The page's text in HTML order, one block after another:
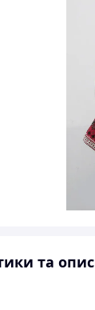
та опис